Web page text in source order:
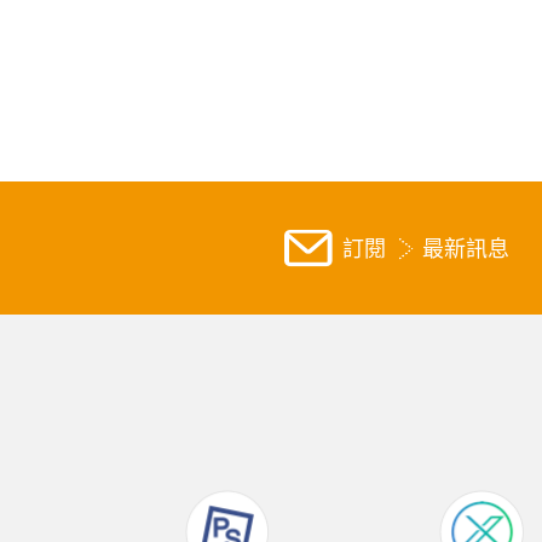
訂閱 最新訊息